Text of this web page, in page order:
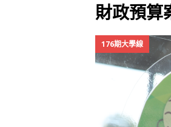
財政預算
176期大學線